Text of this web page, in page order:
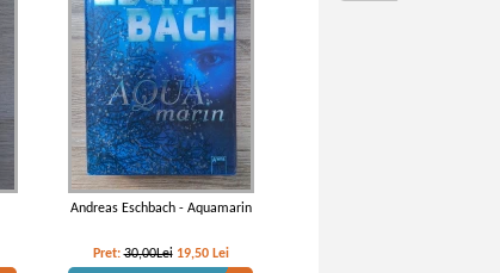
Andreas Eschbach - Aquamarin
Pret:30,00Lei 19,50 Lei